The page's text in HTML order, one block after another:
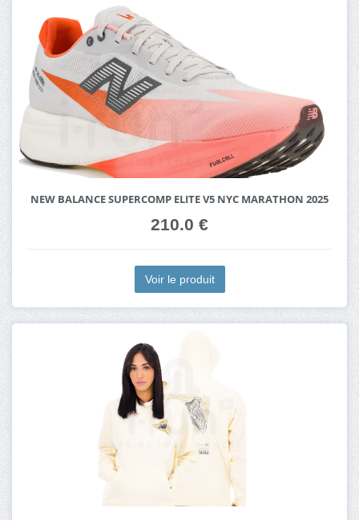
NEW BALANCE SUPERCOMP ELITE V5 NYC MARATHON 2025
210.0 €
Voir le produit